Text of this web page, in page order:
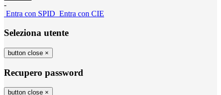
-
Entra con SPID Entra con CIE
Seleziona utente
button close ×
Recupero password
button close ×